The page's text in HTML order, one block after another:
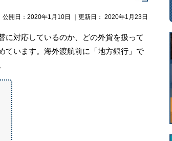
公開日： 2020年1月10日 ｜更新日： 2020年1月23日
に対応しているのか、どの外貨を扱って
ています。海外渡航前に「地方銀行」で